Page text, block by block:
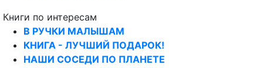
Книги по интересам
В РУЧКИ МАЛЫШАМ
КНИГА - ЛУЧШИЙ ПОДАРОК!
НАШИ СОСЕДИ ПО ПЛАНЕТЕ